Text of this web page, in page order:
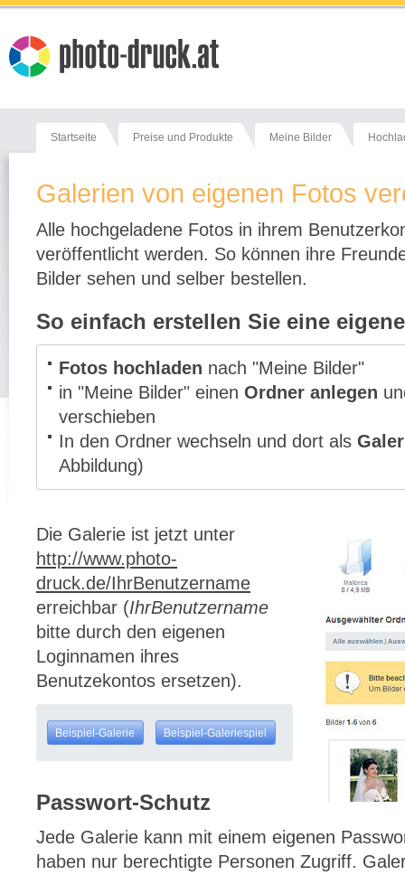
Startseite Preise und Produkte Meine Bilder
Galerien von eigenen Fotos
Alle hochgeladene Fotos in ihrem
veröffentlicht werden. So können ihre
Bilder sehen und selber bestellen.
So einfach erstellen Sie eine
Fotos hochladen nach "Meine Bilder"
in "Meine Bilder" einen Ordner anlegen
verschieben
In den Ordner wechseln und dort als
Abbildung)
Die Galerie ist jetzt unter
http://www.photo-
druck.de/IhrBenutzername
erreichbar (IhrBenutzername
bitte durch den eigenen
Loginnamen ihres
Benutzekontos ersetzen).
Beispiel-Galerie Beispiel-Galeriespiel
Passwort-Schutz
Jede Galerie kann mit einem eigenen
haben nur berechtigte Personen Zugriff.